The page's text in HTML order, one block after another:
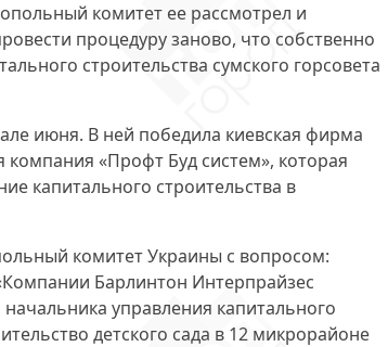
комитет ее рассмотрел и
процедуру заново, что собственно
строительства сумского горсовета
июня. В ней победила киевская фирма
«Профт Буд систем», которая
капитального строительства в
комитет Украины с вопросом:
Барлинтон Интерпрайзес
управления капитального
детского сада в 12 микрорайоне